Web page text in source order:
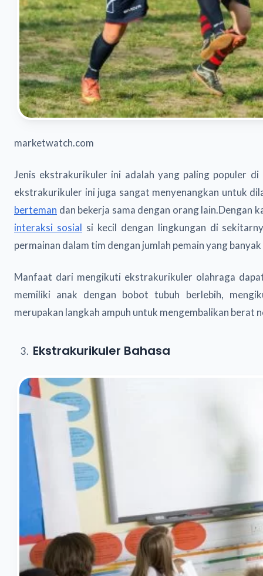
marketwatch.com
Jenis ekstrakurikuler ini adalah yang paling populer
ekstrakurikuler ini juga sangat menyenangkan untuk
berteman dan bekerja sama dengan orang
interaksi sosial si kecil dengan lingkungan di
permainan dalam tim dengan jumlah pemain yang
Manfaat dari mengikuti ekstrakurikuler olahraga
memiliki anak dengan bobot tubuh berlebih,
merupakan langkah ampuh untuk mengembalikan berat
Ekstrakurikuler Bahasa